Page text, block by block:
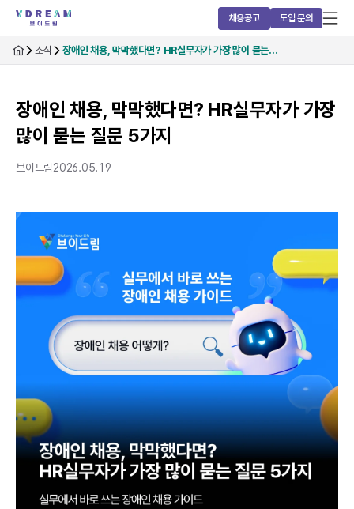
채용공고 도입 문의
소식 장애인 채용, 막막했다면? HR실무자가 가장 많이 묻는…
장애인 채용, 막막했다면? HR실무자가 가장
많이 묻는 질문 5가지
브이드림2026.05.19